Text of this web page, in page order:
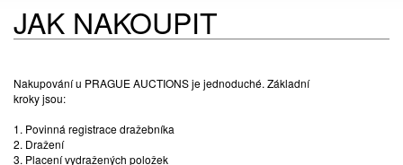
JAK NAKOUPIT
Nakupování u PRAGUE AUCTIONS je jednoduché. Základní
kroky jsou:
1. Povinná registrace dražebníka
2. Dražení
3. Placení vydražených položek